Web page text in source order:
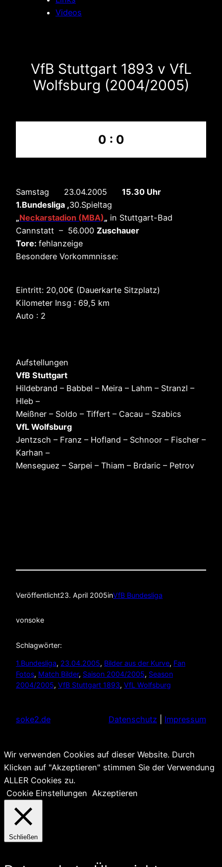
Videos
VfB Stuttgart 1893 v VfL
Wolfsburg (2004/2005)
0 : 0
Samstag 23.04.2005 15.30 Uhr
1.Bundesliga ,30.Spieltag
„Neckarstadion (MBA)„ in Stuttgart-Bad
Cannstatt – 56.000 Zuschauer
Tore: fehlanzeige
Besondere Vorkommnisse:
Eintritt: 20,00€ (Dauerkarte Sitzplatz)
Kilometer Insg : 69,5 km
Auto : 2
Aufstellungen
VfB Stuttgart
Hildebrand – Babbel – Meira – Lahm – Stranzl –
Hleb –
Meißner – Soldo – Tiffert – Cacau – Szabics
VfL Wolfsburg
Jentzsch – Franz – Hofland – Schnoor – Fischer –
Karhan –
Menseguez – Sarpei – Thiam – Brdaric – Petrov
Veröffentlicht23. April 2005inVfB Bundesliga
vonsoke
Schlagwörter:
1.Bundesliga, 23.04.2005, Bilder aus der Kurve, Fan
Fotos, Match Bilder, Saison 2004/2005, Season
2004/2005, VfB Stuttgart 1893, VfL Wolfsburg
soke2.de Datenschutz Impressum
Wir verwenden Cookies auf dieser Website. Durch
Klicken auf "Akzeptieren" stimmen Sie der Verwendung
ALLER Cookies zu.
Cookie Einstellungen Akzeptieren
Schließen